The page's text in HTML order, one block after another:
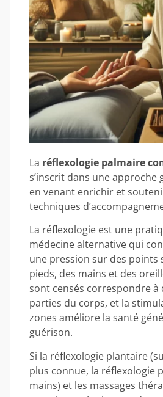
La réflexologie palmaire
s’inscrit dans une approche
en venant enrichir et
techniques
La réflexologie est une
médecine alternative qui
une pression sur des points
pieds, des mains et des
sont censés correspondre à
parties du corps, et la
zones améliore la santé
guérison.
Si la réflexologie plantaire
plus connue, la réflexologie
mains) et les massages